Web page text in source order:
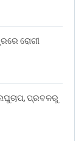
ରୋଗୀ
ପ୍ରବଳରୁ